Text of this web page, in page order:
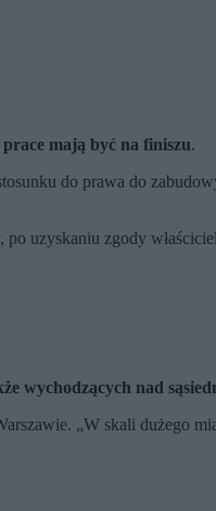
mają być na finiszu.
do prawa do
uzyskaniu zgody
wychodzących nad
„W skali dużego